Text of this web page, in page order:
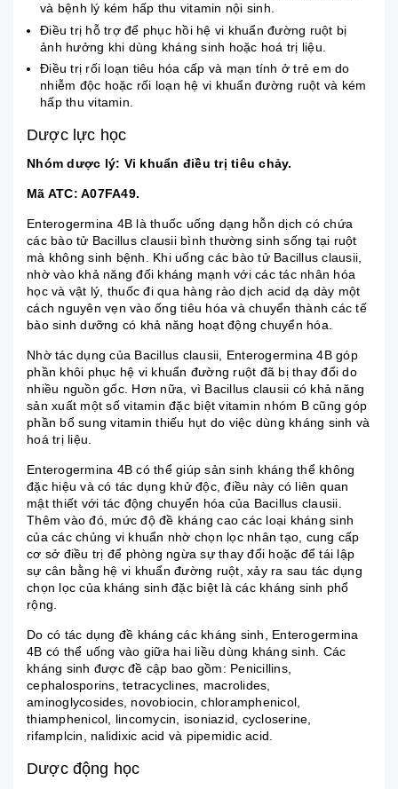
và bệnh lý kém hấp thu vitamin nội sinh.
Điều trị hỗ trợ để phục hồi hệ vi khuẩn đường ruột bị
ảnh hưởng khi dùng kháng sinh hoặc hoá trị liệu.
Điều trị rối loạn tiêu hóa cấp và mạn tính ở trẻ em do
nhiễm độc hoặc rối loạn hệ vi khuẩn đường ruột và kém
hấp thu vitamin.
Dược lực học
Nhóm dược lý: Vi khuẩn điều trị tiêu chảy.
Mã ATC: A07FA49.
Enterogermina 4B là thuốc uống dạng hỗn dịch có chứa
các bào tử Bacillus clausii bình thường sinh sống tại ruột
mà không sinh bệnh. Khi uống các bào tử Bacillus clausii,
nhờ vào khả năng đối kháng mạnh với các tác nhân hóa
học và vật lý, thuốc đi qua hàng rào dịch acid dạ dày một
cách nguyên vẹn vào ống tiêu hóa và chuyển thành các tế
bào sinh dưỡng có khả năng hoạt động chuyển hóa.
Nhờ tác dụng của Bacillus clausii, Enterogermina 4B góp
phần khôi phục hệ vi khuẩn đường ruột đã bị thay đổi do
nhiều nguồn gốc. Hơn nữa, vì Bacillus clausii có khả năng
sản xuất một số vitamin đặc biệt vitamin nhóm B cũng góp
phần bổ sung vitamin thiếu hụt do việc dùng kháng sinh và
hoá trị liệu.
Enterogermina 4B có thể giúp sản sinh kháng thể không
đặc hiệu và có tác dụng khử độc, điều này có liên quan
mật thiết với tác động chuyển hóa của Bacillus clausii.
Thêm vào đó, mức độ đề kháng cao các loại kháng sinh
của các chủng vi khuẩn nhờ chọn lọc nhân tạo, cung cấp
cơ sở điều trị để phòng ngừa sự thay đổi hoặc để tái lập
sự cân bằng hệ vi khuẩn đường ruột, xảy ra sau tác dụng
chọn lọc của kháng sinh đặc biệt là các kháng sinh phổ
rộng.
Do có tác dụng đề kháng các kháng sinh, Enterogermina
4B có thể uống vào giữa hai liều dùng kháng sinh. Các
kháng sinh được đề cập bao gồm: Penicillins,
cephalosporins, tetracyclines, macrolides,
aminoglycosides, novobiocin,chloramphenicol
thiamphenicol, lincomycin , isoniazid, cycloserine,
rifamplcin, nalidixic acid và pipemidic acid.
Dược động học